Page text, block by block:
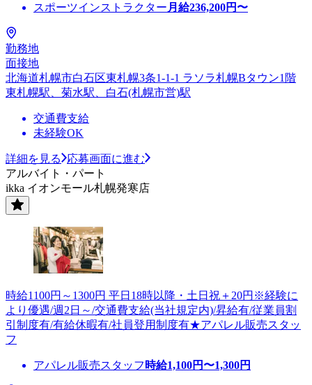
スポーツインストラクター 月給236,200円〜
勤務地
面接地
北海道札幌市⽩⽯区東札幌3条1-1-1 ラソラ札幌Bタウン1階
東札幌駅、菊水駅、白石(札幌市営)駅
交通費支給
未経験OK
詳細を見る
応募画面に進む
アルバイト・パート
ikka イオンモール札幌発寒店
時給1100円～1300円 平日18時以降・土日祝＋20円※経験に
より優遇/週2日～/交通費支給(当社規定内)/昇給有/従業員割
引制度有/有給休暇有/社員登用制度有★アパレル販売スタッ
フ
アパレル販売スタッフ 時給1,100円〜1,300円